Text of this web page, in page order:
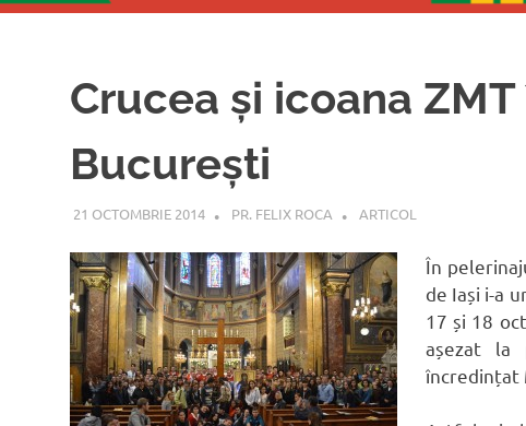
Crucea și icoana
București
21 OCTOMBRIE 2014 PR. FELIX ROCA ARTICOL
În
de Iași i-a
17 și 18
așezat la
încredințat